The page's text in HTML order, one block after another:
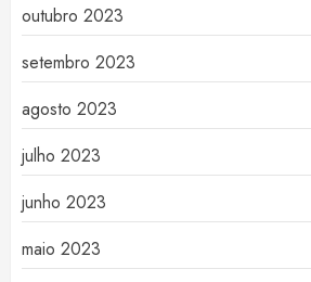
outubro 2023
setembro 2023
agosto 2023
julho 2023
junho 2023
maio 2023